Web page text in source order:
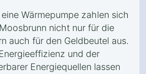
Wärmepumpe zahlen sich
nicht nur für die
auch für den Geldbeutel aus.
und der
Energiequellen lassen